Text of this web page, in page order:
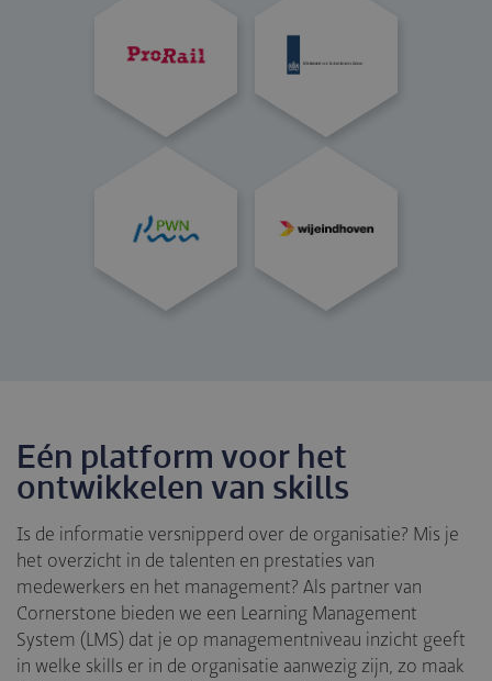
Eén platform voor het
ontwikkelen van skills
Is de informatie versnipperd over de organisatie? Mis je
het overzicht in de talenten en prestaties van
medewerkers en het management? Als partner van
Cornerstone bieden we een Learning Management
System (LMS) dat je op managementniveau inzicht geeft
in welke skills er in de organisatie aanwezig zijn, zo maak